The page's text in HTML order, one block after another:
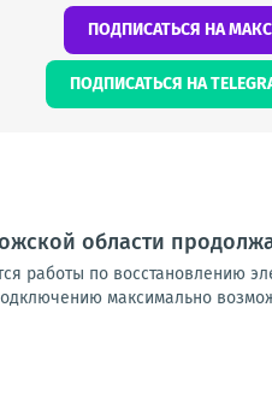
ПОДПИСАТЬСЯ НА МАКС
ПОДПИСАТЬСЯ НА
области
работы по восстановлению
максимально